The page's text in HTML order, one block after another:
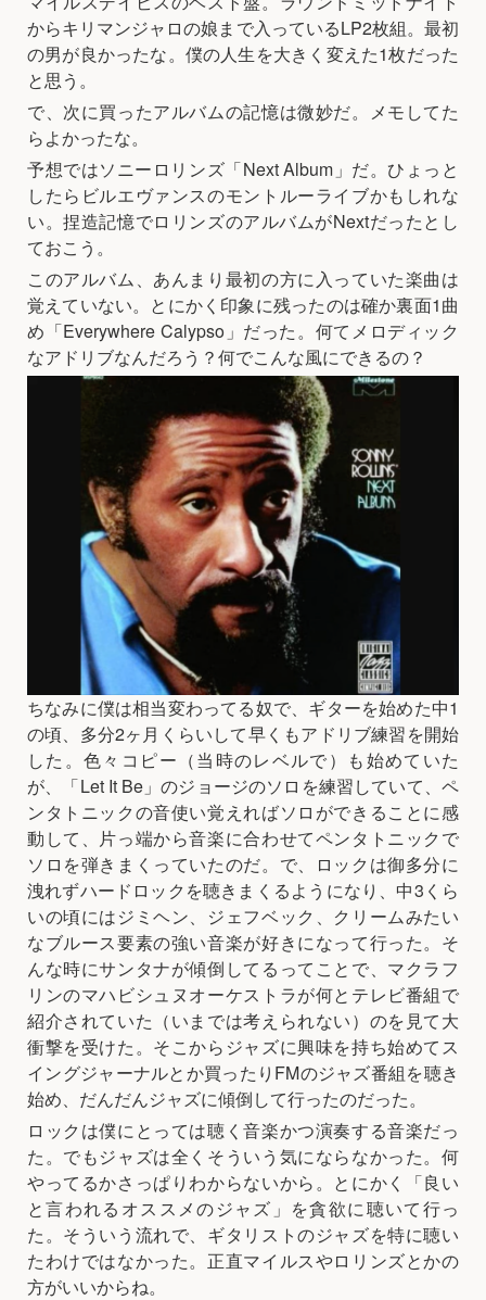
からキリマンジャロの娘まで入っているLP2枚組。最初
の男が良かったな。僕の人生を大きく変えた1枚だった
と思う。
で、次に買ったアルバムの記憶は微妙だ。メモしてた
らよかったな。
予想ではソニーロリンズ「Next Album」だ。ひょっと
したらビルエヴァンスのモントルーライブかもしれな
い。捏造記憶でロリンズのアルバムがNextだったとし
ておこう。
このアルバム、あんまり最初の方に入っていた楽曲は
覚えていない。とにかく印象に残ったのは確か裏面1曲
め「Everywhere Calypso」だった。何てメロディック
なアドリブなんだろう？何でこんな風にできるの？
ちなみに僕は相当変わってる奴で、ギターを始めた中1
の頃、多分2ヶ月くらいして早くもアドリブ練習を開始
した。色々コピー（当時のレベルで）も始めていた
が、「Let It Be」のジョージのソロを練習していて、ペ
ンタトニックの音使い覚えればソロができることに感
動して、片っ端から音楽に合わせてペンタトニックで
ソロを弾きまくっていたのだ。で、ロックは御多分に
洩れずハードロックを聴きまくるようになり、中3くら
いの頃にはジミヘン、ジェフベック、クリームみたい
なブルース要素の強い音楽が好きになって行った。そ
んな時にサンタナが傾倒してるってことで、マクラフ
リンのマハビシュヌオーケストラが何とテレビ番組で
紹介されていた（いまでは考えられない）のを見て大
衝撃を受けた。そこからジャズに興味を持ち始めてス
イングジャーナルとか買ったりFMのジャズ番組を聴き
始め、だんだんジャズに傾倒して行ったのだった。
ロックは僕にとっては聴く音楽かつ演奏する音楽だっ
た。でもジャズは全くそういう気にならなかった。何
やってるかさっぱりわからないから。とにかく「良い
と言われるオススメのジャズ」を貪欲に聴いて行っ
た。そういう流れで、ギタリストのジャズを特に聴い
たわけではなかった。正直マイルスやロリンズとかの
方がいいからね。